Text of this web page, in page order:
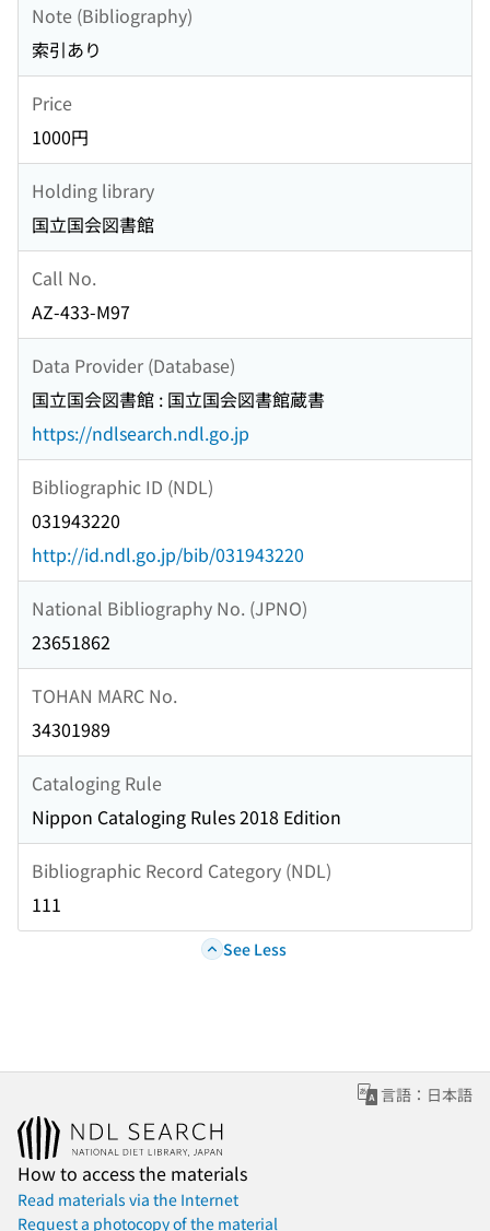
Note (Bibliography)
索引あり
Price
1000円
Holding library
国立国会図書館
Call No.
AZ-433-M97
Data Provider (Database)
国立国会図書館 : 国立国会図書館蔵書
https://ndlsearch.ndl.go.jp
Bibliographic ID (NDL)
031943220
http://id.ndl.go.jp/bib/031943220
National Bibliography No. (JPNO)
23651862
TOHAN MARC No.
34301989
Cataloging Rule
Nippon Cataloging Rules 2018 Edition
Bibliographic Record Category (NDL)
111
See Less
言語：日本語
How to access the materials
Read materials via the Internet
Request a photocopy of the material